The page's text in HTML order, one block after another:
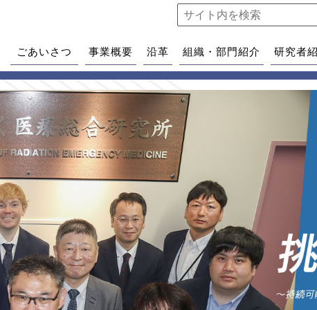
ごあいさつ 事業概要 沿革 組織・部門紹介 研究者